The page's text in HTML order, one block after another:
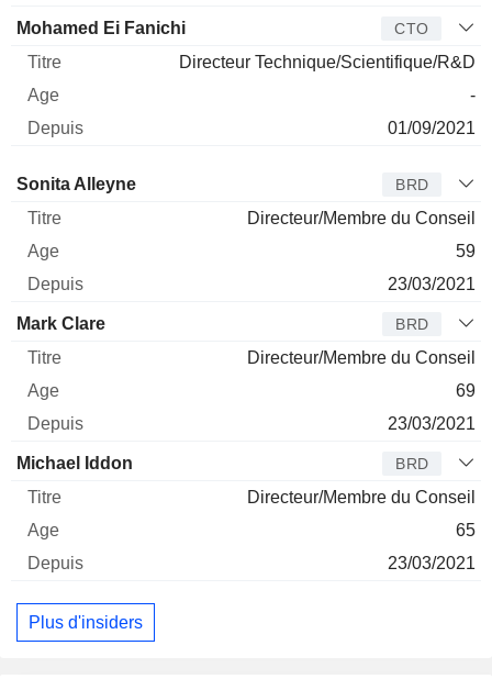
Mohamed Ei Fanichi CTO
Directeur Technique/Scientifique/R&D
-
01/09/2021
Administrateur
Sonita Alleyne BRD
Directeur/Membre du Conseil
59
23/03/2021
Mark Clare BRD
Directeur/Membre du Conseil
69
23/03/2021
Michael Iddon BRD
Directeur/Membre du Conseil
65
23/03/2021
Plus d'insiders